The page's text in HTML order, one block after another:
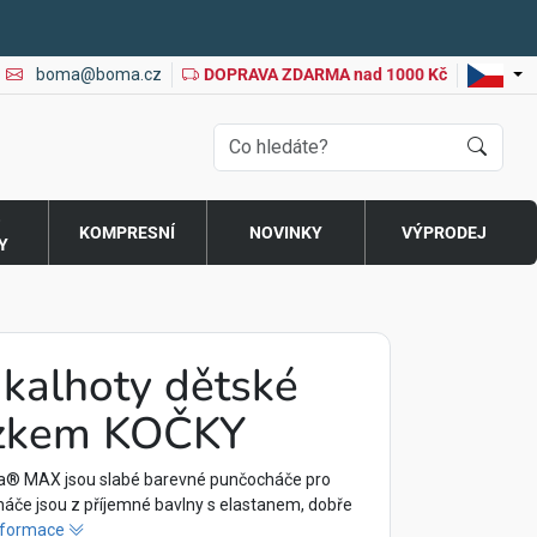
boma@boma.cz DOPRAVA ZDARMA nad 1000 Kč
KOMPRESNÍ NOVINKY VÝPRODEJ
dětské
KOČKY
MAX jsou slabé barevné punčocháče pro
jsou z příjemné bavlny s elastanem, dobře